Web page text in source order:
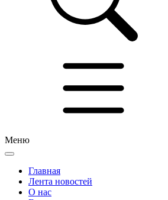
Меню
Главная
Лента новостей
О нас